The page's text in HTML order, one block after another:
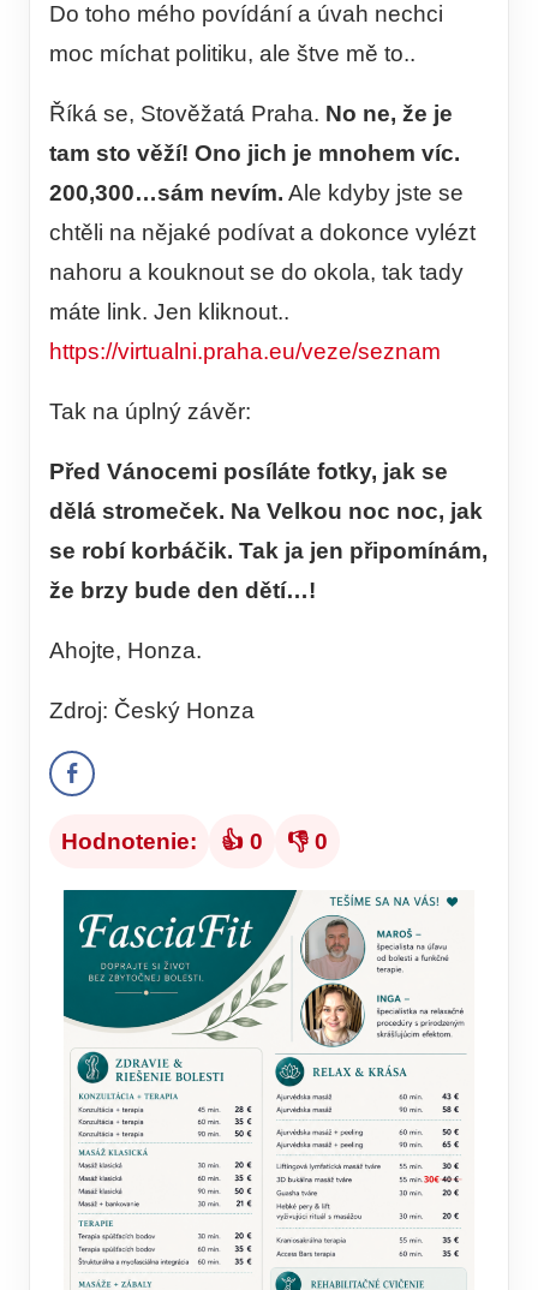
Do toho mého povídání a úvah nechci
moc míchat politiku, ale štve mě to..
Říká se, Stověžatá Praha. No ne, že je
tam sto věží! Ono jich je mnohem víc.
200,300…sám nevím. Ale kdyby jste se
chtěli na nějaké podívat a dokonce vylézt
nahoru a kouknout se do okola, tak tady
máte link. Jen kliknout..
https://virtualni.praha.eu/veze/seznam
Tak na úplný závěr:
Před Vánocemi posíláte fotky, jak se
dělá stromeček. Na Velkou noc noc, jak
se robí korbáčik. Tak ja jen připomínám,
že brzy bude den dětí…!
Ahojte, Honza.
Zdroj: Český Honza
Hodnotenie: 👍 0 👎 0